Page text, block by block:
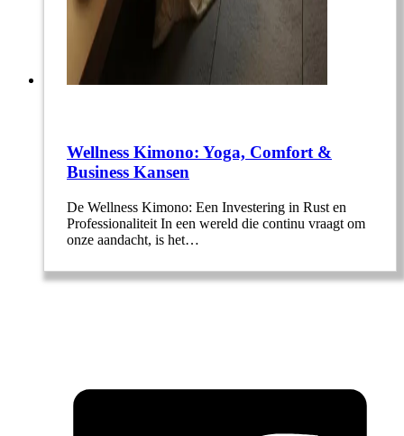
Wellness Kimono: Yoga, Comfort &
Business Kansen
De Wellness Kimono: Een Investering in Rust en
Professionaliteit In een wereld die continu vraagt om
onze aandacht, is het…